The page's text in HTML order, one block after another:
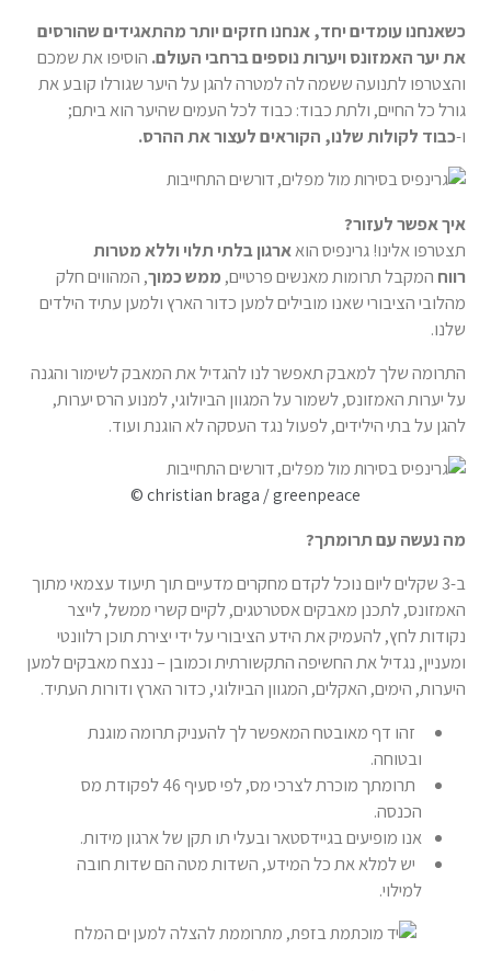
כשאנחנו עומדים יחד, אנחנו חזקים יותר מהתאגידים שהורסים
את יער האמזונס ויערות נוספים ברחבי העולם. הוסיפו את שמכם
והצטרפו לתנועה ששמה לה למטרה להגן על היער שגורלו קובע את
גורל כל החיים, ולתת כבוד: כבוד לכל העמים שהיער הוא ביתם;
ו-כבוד לקולות שלנו, הקוראים לעצור את ההרס.
איך אפשר לעזור?
תצטרפו אלינו! גרינפיס הואארגון בלתי תלוי וללא מטרות
רווח המקבל תרומות מאנשים פרטיים, ממש כמוך, המהווים חלק
מהלובי הציבורי שאנו מובילים למען כדור הארץ ולמען עתיד הילדים
שלנו.
התרומה שלך למאבק תאפשר לנו להגדיל את המאבק לשימור והגנה
על יערות האמזונס, לשמור על המגוון הביולוגי, למנוע הרס יערות,
להגן על בתי הילידים, לפעול נגד העסקה לא הוגנת ועוד.
© christian braga / greenpeace
מה נעשה עם תרומתך?
ב-3 שקלים ליום נוכל לקדם מחקרים מדעיים תוך תיעוד עצמאי מתוך
האמזונס, לתכנן מאבקים אסטרטגים, לקיים קשרי ממשל, לייצר
נקודות לחץ, להעמיק את הידע הציבורי על ידי יצירת תוכן רלוונטי
ומעניין, נגדיל את החשיפה התקשורתית וכמובן – ננצח מאבקים למען
היערות, הימים, האקלים, המגוון הביולוגי, כדור הארץ ודורות העתיד.
זהו דף מאובטח המאפשר לך להעניק תרומה מוגנת
ובטוחה.
תרומתך מוכרת לצרכי מס, לפי סעיף 46 לפקודת מס
הכנסה.
אנו מופיעים בגיידסטאר ובעלי תו תקן של ארגון מידות.
יש למלא את כל המידע, השדות מטה הם שדות חובה
למילוי.